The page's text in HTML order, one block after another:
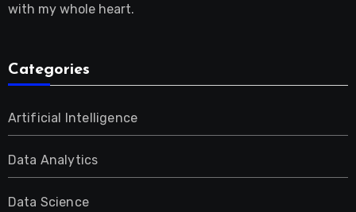
with my whole heart.
Categories
Artificial Intelligence
Data Analytics
Data Science